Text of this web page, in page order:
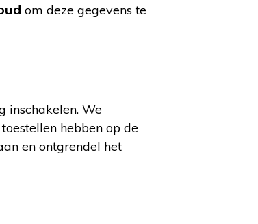
om deze gegevens te
inschakelen. We
hebben op de
en ontgrendel het